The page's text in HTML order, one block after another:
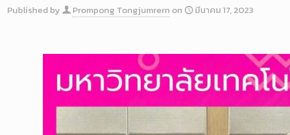
Published by Prompong Tongjumrern on มีนาคม 17, 2023